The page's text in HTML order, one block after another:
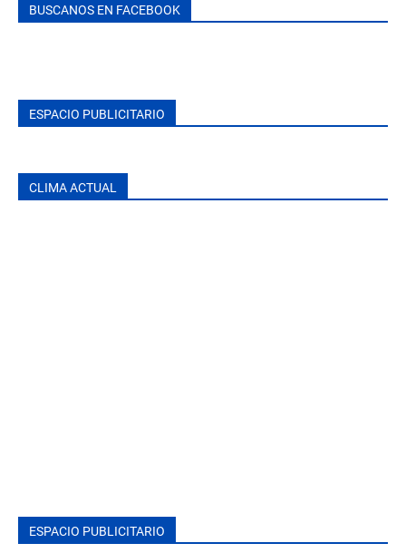
BUSCANOS EN FACEBOOK
ESPACIO PUBLICITARIO
CLIMA ACTUAL
ESPACIO PUBLICITARIO